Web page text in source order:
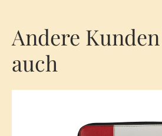
Andere
auch